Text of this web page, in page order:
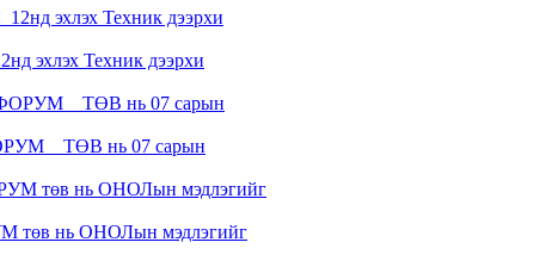
эхлэх Техник дээрхи
нь 07 сарын
төв нь ОНОЛын мэдлэгийг